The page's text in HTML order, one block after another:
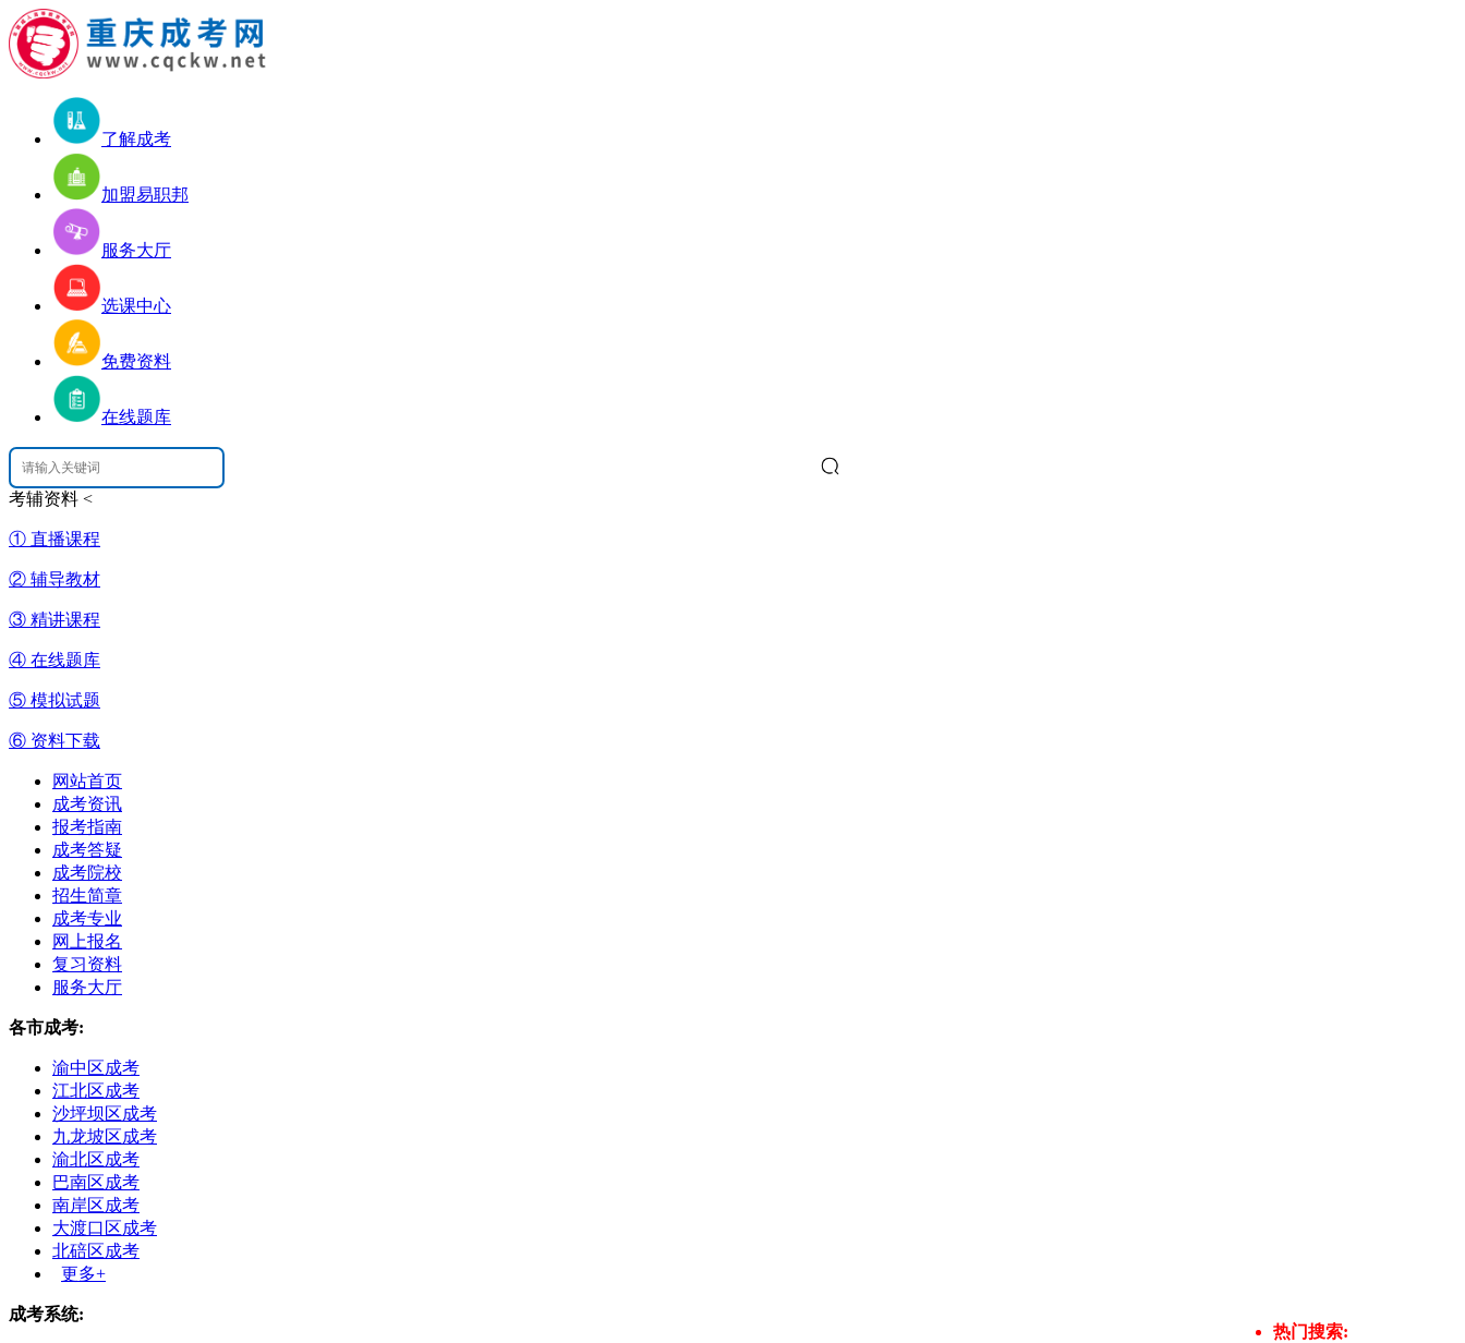
了解成考
加盟易职邦
服务大厅
选课中心
免费资料
在线题库
考辅资料 <
① 直播课程
② 辅导教材
③ 精讲课程
④ 在线题库
⑤ 模拟试题
⑥ 资料下载
网站首页
成考资讯
报考指南
成考答疑
成考院校
招生简章
成考专业
网上报名
复习资料
服务大厅
各市成考:
渝中区成考
江北区成考
沙坪坝区成考
九龙坡区成考
渝北区成考
巴南区成考
南岸区成考
大渡口区成考
北碚区成考
更多+
热门搜索:
成考系统: